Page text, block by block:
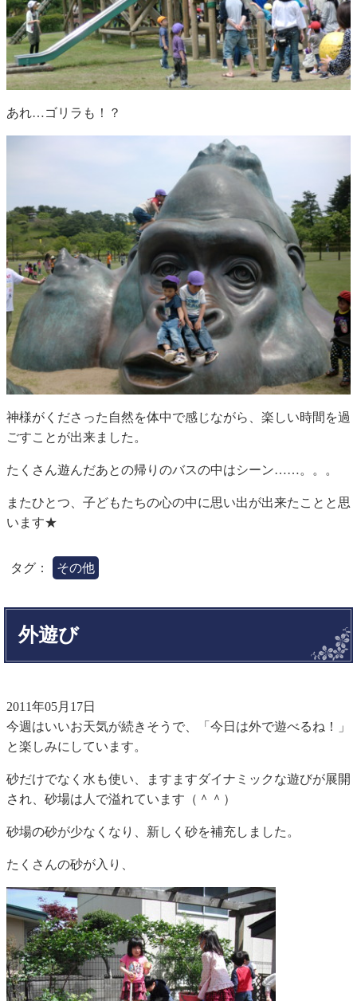
あれ…ゴリラも！？
神様がくださった自然を体中で感じながら、楽しい時間を過
ごすことが出来ました。
たくさん遊んだあとの帰りのバスの中はシーン……。。。
またひとつ、子どもたちの心の中に思い出が出来たことと思
います★
タグ： その他
外遊び
2011年05月17日
今週はいいお天気が続きそうで、「今日は外で遊べるね！」
と楽しみにしています。
砂だけでなく水も使い、ますますダイナミックな遊びが展開
され、砂場は人で溢れています（＾＾）
砂場の砂が少なくなり、新しく砂を補充しました。
たくさんの砂が入り、